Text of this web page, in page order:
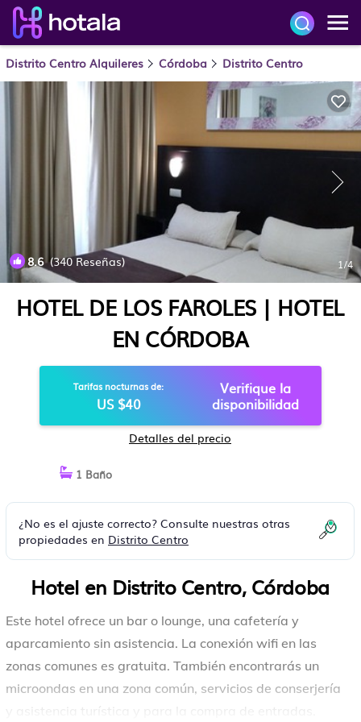
Distrito Centro Alquileres Córdoba Distrito Centro
8.6(340 Reseñas) 1/4
HOTEL DE LOS FAROLES | HOTEL
EN CÓRDOBA
Tarifas nocturnas de:
US $40
Verifique la
disponibilidad
Detalles del precio
1 Baño
¿No es el ajuste correcto? Consulte nuestras otras
propiedades en Distrito Centro
Hotel en Distrito Centro, Córdoba
Este hotel ofrece un bar o lounge, una cafetería y
aparcamiento sin asistencia. La conexión wifi en las
zonas comunes es gratuita. También encontrarás un
microondas en una zona común, servicios de conserjería
y asistencia turística y para la compra de entradas.